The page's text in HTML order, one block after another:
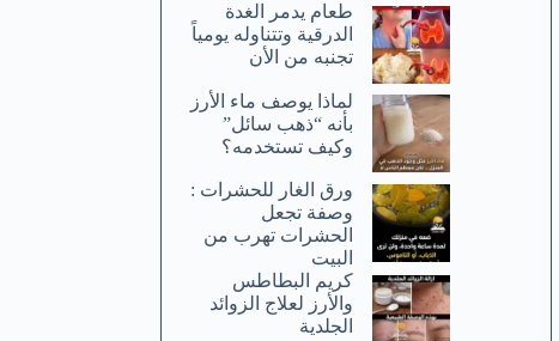
طعام يدمر الغدة
الدرقية وتتناوله يومياً
تجنبه من الأن
لماذا يوصف ماء الأرز
بأنه “ذهب سائل”
وكيف تستخدمه؟
ورق الغار للحشرات :
وصفة تجعل
الحشرات تهرب من
البيت
كريم البطاطس
والأرز لعلاج الزوائد
الجلدية